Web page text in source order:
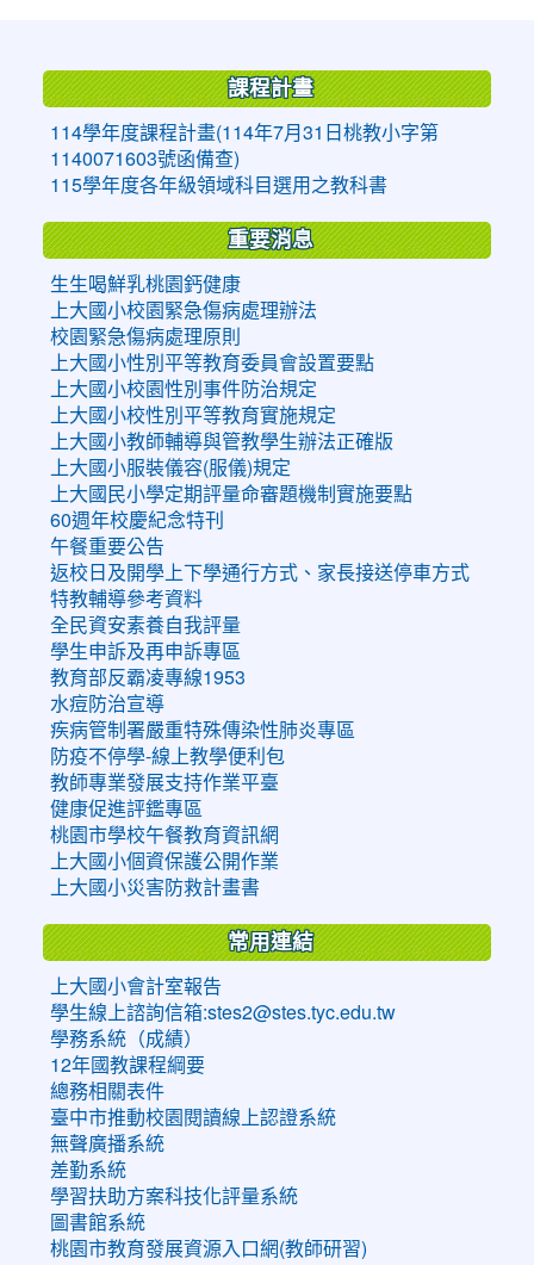
課程計畫
114學年度課程計畫(114年7月31日桃教小字第
1140071603號函備查)
115學年度各年級領域科目選用之教科書
重要消息
生生喝鮮乳桃園鈣健康
上大國小校園緊急傷病處理辦法
校園緊急傷病處理原則
上大國小性別平等教育委員會設置要點
上大國小校園性別事件防治規定
上大國小校性別平等教育實施規定
上大國小教師輔導與管教學生辦法正確版
上大國小服裝儀容(服儀)規定
上大國民小學定期評量命審題機制實施要點
60週年校慶紀念特刊
午餐重要公告
返校日及開學上下學通行方式、家長接送停車方式
特教輔導參考資料
全民資安素養自我評量
學生申訴及再申訴專區
教育部反霸凌專線1953
水痘防治宣導
疾病管制署嚴重特殊傳染性肺炎專區
防疫不停學-線上教學便利包
教師專業發展支持作業平臺
健康促進評鑑專區
桃園市學校午餐教育資訊網
上大國小個資保護公開作業
上大國小災害防救計畫書
常用連結
上大國小會計室報告
學生線上諮詢信箱:stes2@stes.tyc.edu.tw
學務系統（成績）
12年國教課程綱要
總務相關表件
臺中市推動校園閱讀線上認證系統
無聲廣播系統
差勤系統
學習扶助方案科技化評量系統
圖書館系統
桃園市教育發展資源入口網(教師研習)